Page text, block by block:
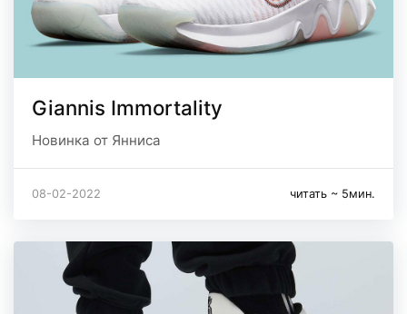
Giannis Immortality
Новинка от Янниса
08-02-2022 читать ~ 5мин.